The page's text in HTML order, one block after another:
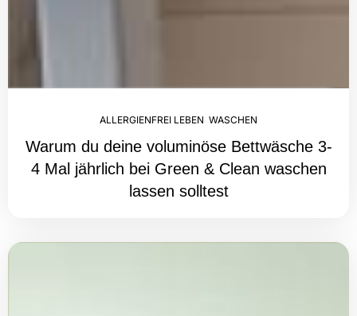
ALLERGIENFREI LEBEN WASCHEN
Warum du deine voluminöse Bettwäsche 3-
4 Mal jährlich bei Green & Clean waschen
lassen solltest